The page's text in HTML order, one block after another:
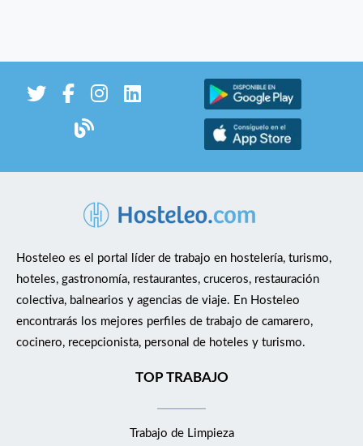
Hosteleo es el portal líder de trabajo en hostelería, turismo,
hoteles, gastronomía, restaurantes, cruceros, restauración
colectiva, balnearios y agencias de viaje. En Hosteleo
encontrarás los mejores perfiles de trabajo de camarero,
cocinero, recepcionista, personal de hoteles y turismo.
TOP TRABAJO
Trabajo de Limpieza